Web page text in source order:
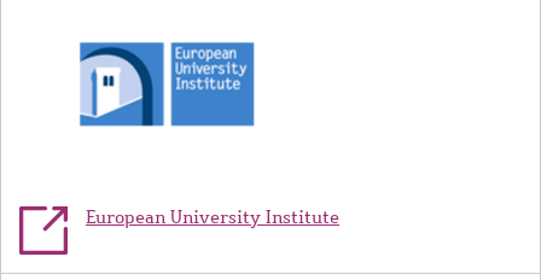
European University Institute